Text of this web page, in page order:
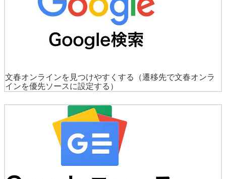
文春オンラインを見つけやすくする
（遷移先で文春オンラ
インを優先ソースに設定する）